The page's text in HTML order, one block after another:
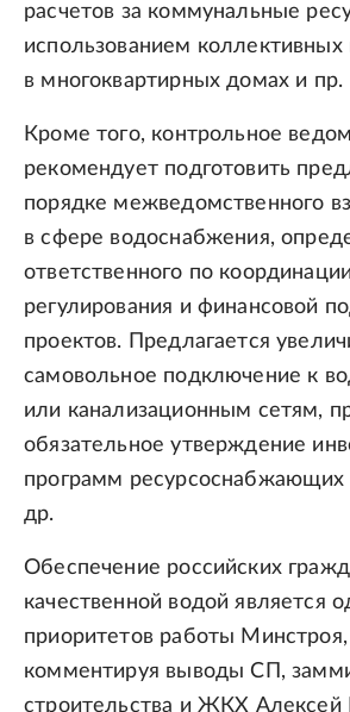
расчетов за коммунальные
использованием коллективных
в многоквартирных домах и пр.
Кроме того, контрольное
рекомендует подготовить
порядке межведомственного
в сфере водоснабжения,
ответственного по
регулирования и финансовой
проектов. Предлагается
самовольное подключение к
или канализационным сетям,
обязательное утверждение
программ ресурсоснабжающих
др.
Обеспечение российских
качественной водой является
приоритетов работы
комментируя выводы СП,
строительства и ЖКХ Алексей